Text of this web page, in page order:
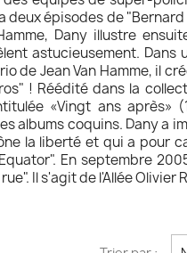
épisodes de
Dany illustre
astucieusement. Dans
de Jean Van Hamme, il
! Réédité dans la
«Vingt ans après»
albums coquins. Dany a
la liberté et qui a pour
En septembre
Il s'agit de l'Allée Olivier